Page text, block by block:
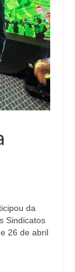
da
Sindicatos
26 de abril